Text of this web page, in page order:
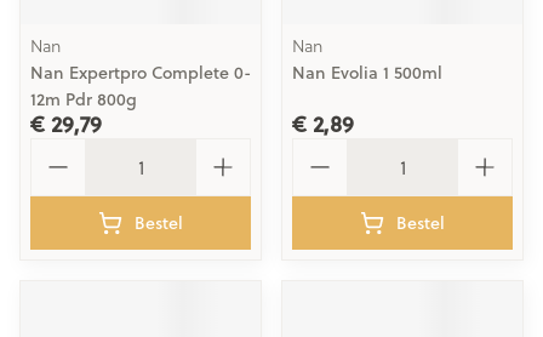
Nan
Nan Expertpro Complete 0-
12m Pdr 800g
€ 29,79
Bestel
Nan
Nan Evolia 1 500ml
€ 2,89
Bestel